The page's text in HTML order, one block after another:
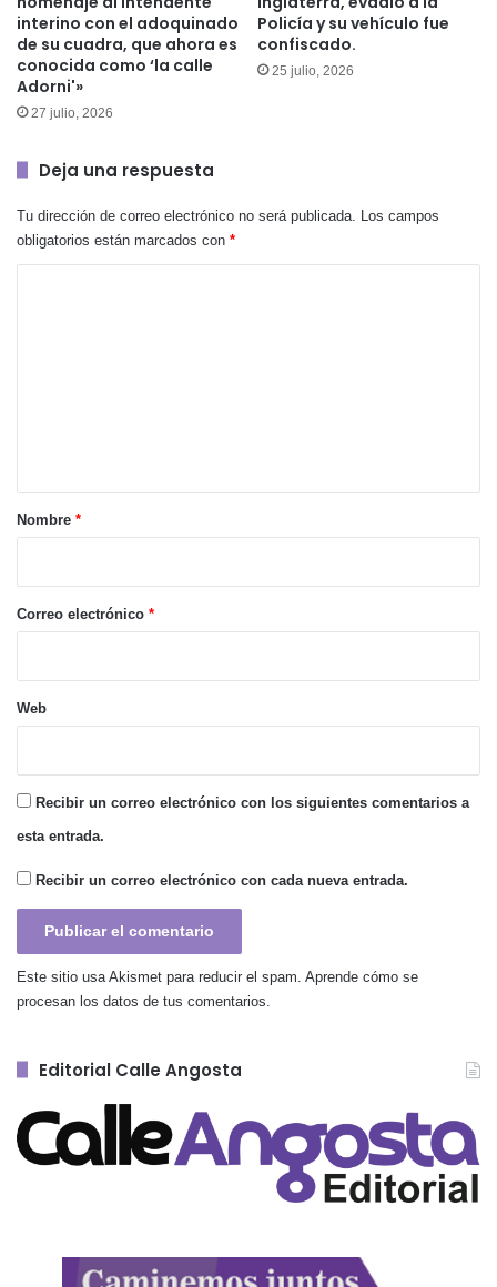
interino con el adoquinado
de su cuadra, que ahora es
conocida como ‘la calle
Adorni'»
27 julio, 2026
Policía y su vehículo fue
confiscado.
25 julio, 2026
Deja una respuesta
Tu dirección de correo electrónico no será publicada. Los campos
obligatorios están marcados con *
r
*
Nombre *
Correo electrónico *
Web
Recibir un correo electrónico con los siguientes comentarios a
esta entrada.
Recibir un correo electrónico con cada nueva entrada.
Este sitio usa Akismet para reducir el spam. Aprende cómo se
procesan los datos de tus comentarios.
Editorial Calle Angosta